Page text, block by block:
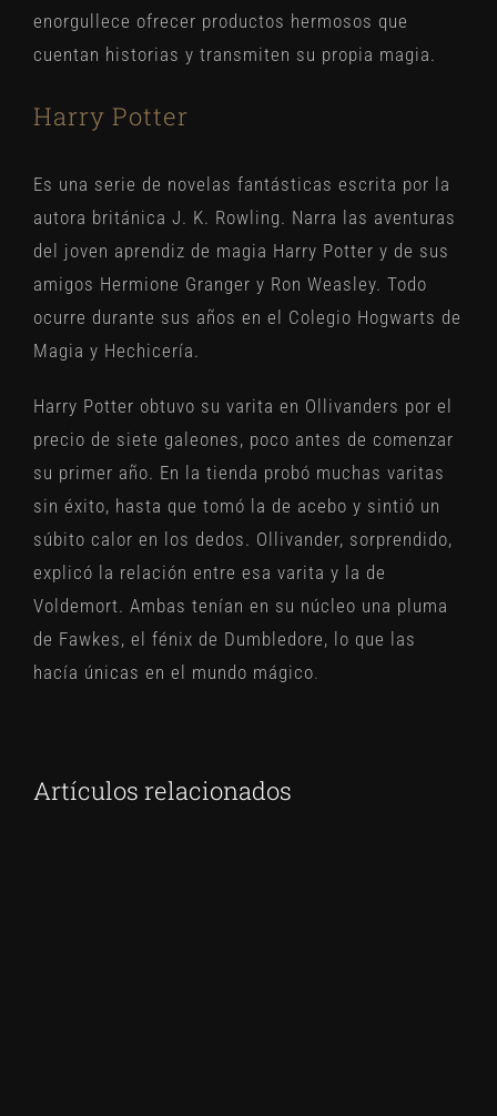
enorgullece ofrecer productos hermosos que
cuentan historias y transmiten su propia magia.
Harry Potter
Es una serie de novelas fantásticas escrita por la
autora británica J. K. Rowling. Narra las aventuras
del joven aprendiz de magia Harry Potter y de sus
amigos Hermione Granger y Ron Weasley. Todo
ocurre durante sus años en el Colegio Hogwarts de
Magia y Hechicería.
Harry Potter obtuvo su varita en Ollivanders por el
precio de siete galeones, poco antes de comenzar
su primer año. En la tienda probó muchas varitas
sin éxito, hasta que tomó la de acebo y sintió un
súbito calor en los dedos. Ollivander, sorprendido,
explicó la relación entre esa varita y la de
Voldemort. Ambas tenían en su núcleo una pluma
de Fawkes, el fénix de Dumbledore, lo que las
hacía únicas en el mundo mágico.
Artículos relacionados